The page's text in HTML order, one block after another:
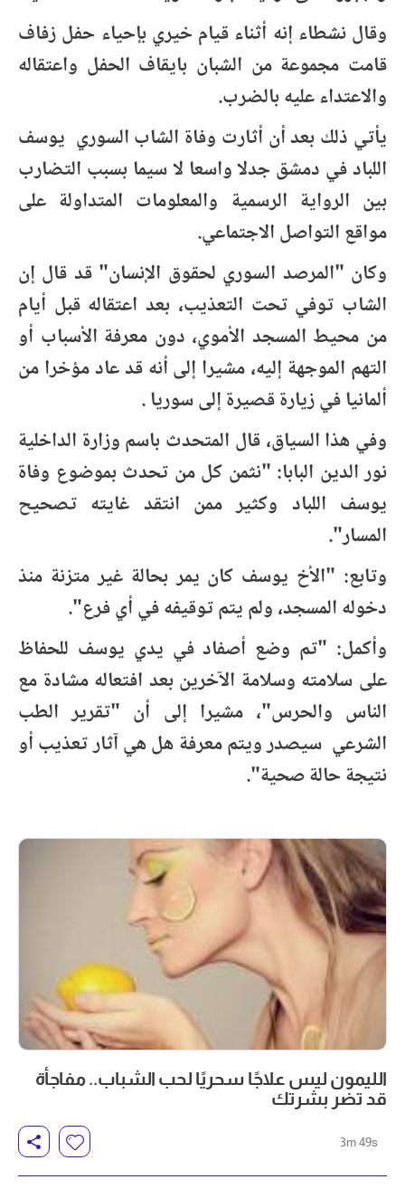
وقال نشطاء إنه أثناء قيام خيري بإحياء حفل زفاف
قامت مجموعة من الشبان بايقاف الحفل واعتقاله
والاعتداء عليه بالضرب.
يأتي ذلك بعد أن أثارت وفاة الشاب السوري يوسف
اللباد في دمشق جدلا واسعا لا سيما بسبب التضارب
بين الرواية الرسمية والمعلومات المتداولة على
مواقع التواصل الاجتماعي.
وكان "المرصد السوري لحقوق الإنسان" قد قال إن
الشاب توفي تحت التعذيب، بعد اعتقاله قبل أيام
من محيط المسجد الأموي، دون معرفة الأسباب أو
التهم الموجهة إليه، مشيرا إلى أنه قد عاد مؤخرا من
ألمانيا في زيارة قصيرة إلى سوريا .
وفي هذا السياق، قال المتحدث باسم وزارة الداخلية
نور الدين البابا: "نثمن كل من تحدث بموضوع وفاة
يوسف اللباد وكثير ممن انتقد غايته تصحيح
المسار".
وتابع: "الأخ يوسف كان يمر بحالة غير متزنة منذ
دخوله المسجد، ولم يتم توقيفه في أي فرع".
وأكمل: "تم وضع أصفاد في يدي يوسف للحفاظ
على سلامته وسلامة الآخرين بعد افتعاله مشادة مع
الناس والحرس"، مشيرا إلى أن "تقرير الطب
الشرعي سيصدر ويتم معرفة هل هي آثار تعذيب أو
نتيجة حالة صحية".
الليمون ليس علاجًا سحريًا لحب الشباب.. مفاجأة
قد تضر بشرتك
3m 49s